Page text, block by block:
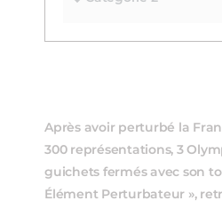
Après avoir perturbé la
300 représentations, 3
guichets fermés avec son
Élément Perturbateur »,